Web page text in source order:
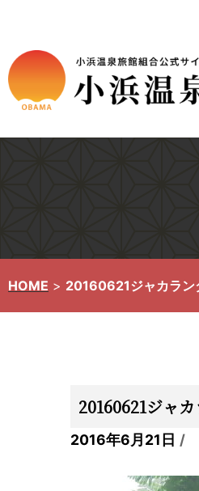
テ
ツ
HOME > 20160621ジャカラン
20160621ジャ
2016年6月21日